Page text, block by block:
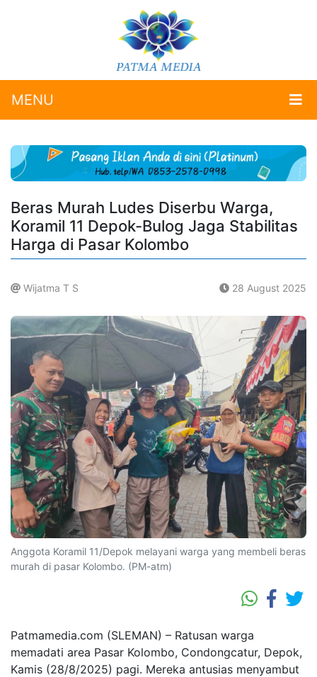
MENU
Beras Murah Ludes Diserbu Warga,
Koramil 11 Depok-Bulog Jaga Stabilitas
Harga di Pasar Kolombo
Wijatma T S 28 August 2025
Anggota Koramil 11/Depok melayani warga yang membeli beras
murah di pasar Kolombo. (PM-atm)
Patmamedia.com (SLEMAN) – Ratusan warga
memadati area Pasar Kolombo, Condongcatur, Depok,
Kamis (28/8/2025) pagi. Mereka antusias menyambut